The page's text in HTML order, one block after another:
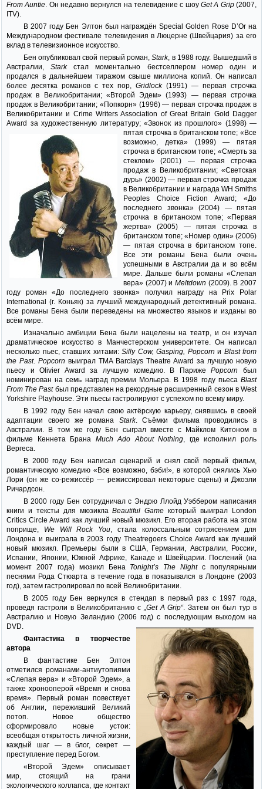
From Auntie. Он недавно вернулся на телевидение с шоуGet A Grip(2007,
ITV).
В 2007 году Бен Элтон был награждён Special Golden Rose D’Or на
Международном фестивале телевидения в Люцерне (Швейцария) за его
вклад в телевизионное искусство.
Бен опубликовал свой первый роман,Stark, в 1988 году. Вышедший в
Австралии,Starkстал моментально бестселлером номер один и
продался в дальнейшем тиражом свыше миллиона копий. Он написал
более десятка романов с тех пор, Gridlock(1991) — первая строчка
продаж в Великобритании; «Второй Эдем» (1993) — первая строчка
продаж в Великобритании; «Попкорн» (1996) — первая строчка продаж в
Великобритании и Crime Writers Association of Great Britain Gold Dagger
Award за художественную литературу; «Звонок из прошлого» (1998) —
пятая строчка в британскомтопе; «Все
возможно, детка» (1999) — пятая
строчка в британском топе; «Смерть за
стеклом» (2001) — первая строчка
продаж в Великобритании; «Светская
дурь» (2002) — первая строчка продаж
в Великобритании и награда WH Smiths
Peoples Choice Fiction Award; «До
последнего звонка» (2004) — пятая
строчка в британском топе; «Первая
жертва» (2005) — пятая строчка в
британском топе; «Номер один» (2006)
— пятая строчка в британском топе.
Все эти романы Бена были очень
успешными в Австралии да и во всём
мире. Дальше были романы «Слепая
вера» (2007) и Meltdown (2009). В 2007
году роман «До последнего звонка» получил награду на Prix Polar
International (г. Коньяк) за лучший международный детективный романа.
Все романы Бена были переведены на множество языков и изданы во
всём мире.
Изначально амбиции Бена были нацелены на театр, и он изучал
драматическое искусство в Манчестерском университете. Он написал
несколько пьес, ставших хитами: Silly Cow, Gasping, Popcorn и Blast from
the Past. Popcorn выиграл TMA Barclays Theatre Award за лучшую новую
пьесу и Olivier Award за лучшую комедию. В ПарижеPopcorn
был
номинирован на семь наград премии Мольера. В 1998 году пьеса Blast
From The Pastбыл представлен на рекордные расширенный сезон в West
Yorkshire Playhouse. Эти пьесы гастролируют с успехом по всему миру.
В 1992 году Бен начал свою актёрскую карьеру, снявшись в своей
адаптации своего же романа Stark. Съёмки фильма проводились в
Австралии. В том же году Бен сыграл вместе с Майклом Китоном в
фильме Кеннета Брана Much Ado About Nothing, где исполнил роль
Вергеса.
В 2000 году Бен написал сценарий и снял свой первый фильм,
романтическую комедию «Все возможно, бэби!», в которой снялись Хью
Лори (он же со-режиссёр — режиссировал некоторые сцены) и Джоэли
Ричардсон.
В 2000 году Бен сотрудничал с Эндрю Ллойд Уэббером написания
книги и тексты для мюзиклаBeautiful Game который выиграл London
Critics Circle Award как лучший новый мюзикл. Его вторая работа на этом
поприще, We Will Rock You, стала колоссальным сотрясением для
Лондона и выиграла в 2003 году Theatregoers Choice Award как лучший
новый мюзикл. Премьеры были в США, Германии, Австралии, России,
Испании, Японии, Южной Африке, Канаде и Швейцарии. Послений (на
момент 2007 года) мюзикл Бена Tonight’s The Nightс популярными
песнями Рода Стюарта в течение года в показывался в Лондоне (2003
год), затем гастролировал по всей Великобритании.
В 2005 году Бен вернулся в стендап в первый раз с 1997 года,
проведя гастроли в Великобританию с „Get A Grip“. Затем он был тур в
Австралию и Новую Зеландию (2006 год) с последующим выходом на
DVD.
Фантастика в творчестве
автора
В фантастике Бен Элтон
отметился романами-антиутопиями
«Слепая вера» и «Второй Эдем», а
также хронооперой «Время и снова
время». Первый роман повествует
об Англии, переживший Великий
потоп. Новое общество
сформировало новые устои:
всеобщая открытость личной жизни,
каждый шаг — в блог, секрет —
преступление перед Богом.
«Второй Эдем» описывает
мир, стоящий на грани
экологического коллапса, где контакт